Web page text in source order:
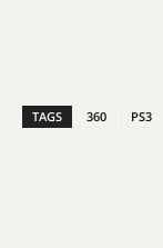
TAGS 360 PS3